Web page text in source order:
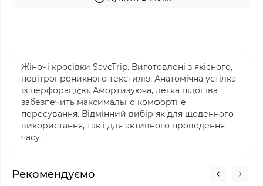
Жіночі кросівки SaveTrip. Виготовлені з якісного,
повітропроникного текстилю. Анатомічна устілка
із перфорацією. Амортизуюча, легка підошва
забезпечить максимально комфортне
пересування. Відмінний вибір як для щоденного
використання, так і для активного проведення
часу.
Рекомендуємо